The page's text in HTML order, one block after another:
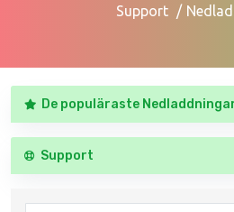
Support
De populäraste
Support